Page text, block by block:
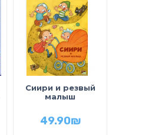
Сиири и резвый
малыш
49.90₪